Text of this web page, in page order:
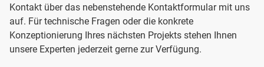
Kontakt über das nebenstehende Kontaktformular mit uns
auf. Für technische Fragen oder die konkrete
Konzeptionierung Ihres nächsten Projekts stehen Ihnen
unsere Experten jederzeit gerne zur Verfügung.